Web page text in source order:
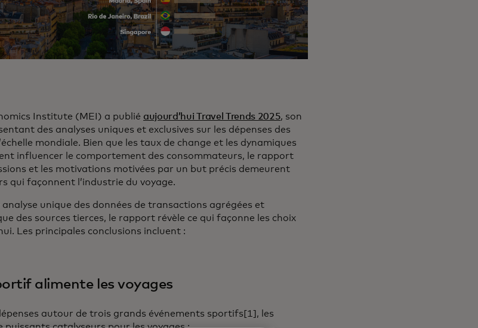
Institute (MEI) a publié aujourd’hui Travel Trends 2025, son
des analyses uniques et exclusives sur les dépenses des
mondiale. Bien que les taux de change et les dynamiques
influencer le comportement des consommateurs, le rapport
et les motivations motivées par un but précis demeurent
qui façonnent l’industrie du voyage.
analyse unique des données de transactions agrégées et
des sources tierces, le rapport révèle ce qui façonne les choix
Les principales conclusions incluent :
alimente les voyages
autour de trois grands événements sportifs[1], les